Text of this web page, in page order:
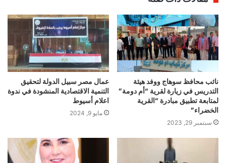
نائب محافظ سوهاج ووفد هيئة
التدريس في زيارة لقرية “أم دومة”
لمتابعة تطبيق مبادرة “القرية
الخضراء”
سبتمبر 29, 2023
عمال مصر سبيل الدولة لتحقيق
التنمية الاقتصادية المنشودة في ندوة
اعلام أسيوط
مايو 9, 2024